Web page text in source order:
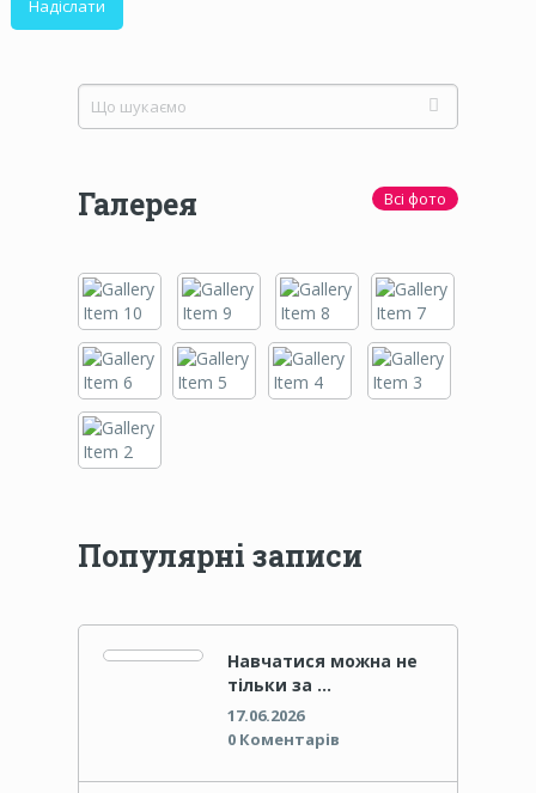
Галерея Всі фото
Популярні записи
Навчатися можна не
тільки за …
17.06.2026
0 Коментарів